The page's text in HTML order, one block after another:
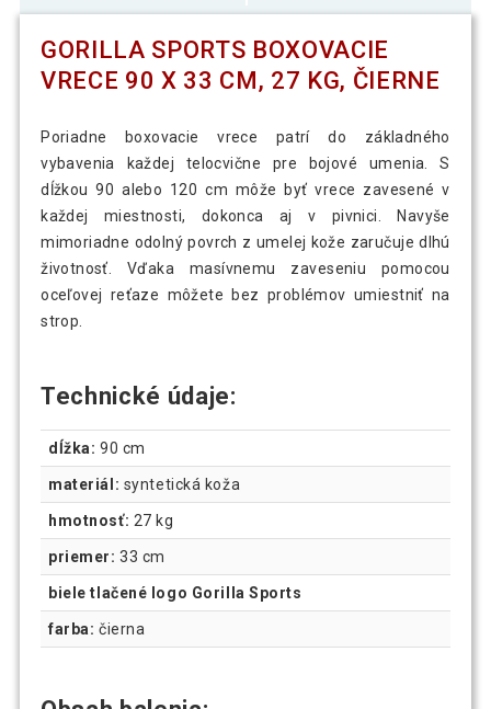
GORILLA SPORTS BOXOVACIE
VRECE 90 X 33 CM, 27 KG, ČIERNE
Poriadne boxovacie vrece patrí do základného
vybavenia každej telocvične pre bojové umenia. S
dĺžkou 90 alebo 120 cm môže byť vrece zavesené v
každej miestnosti, dokonca aj v pivnici. Navyše
mimoriadne odolný povrch z umelej kože zaručuje dlhú
životnosť. Vďaka masívnemu zaveseniu pomocou
oceľovej reťaze môžete bez problémov umiestniť na
strop.
Technické údaje:
dĺžka: 90 cm
materiál: syntetická koža
hmotnosť: 27 kg
priemer: 33 cm
biele tlačené logo Gorilla Sports
farba: čierna